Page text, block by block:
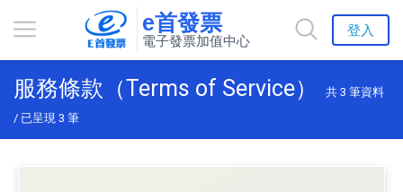
e首發票
電子發票加值中心
登入
服務條款（Terms of Service） 共 3 筆資料
/ 已呈現 3 筆